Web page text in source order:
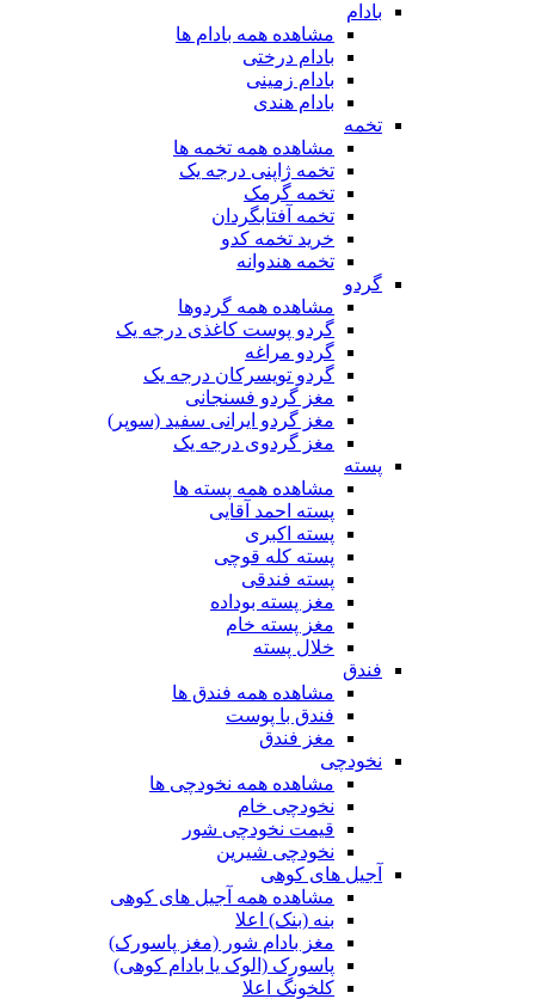
بادام
مشاهده همه بادام ها
بادام درختی
بادام زمینی
بادام هندی
تخمه
مشاهده همه تخمه ها
تخمه ژاپنی درجه یک
تخمه گرمک
تخمه آفتابگردان
خرید تخمه کدو
تخمه هندوانه
گردو
مشاهده همه گردوها
گردو پوست کاغذی درجه یک
گردو مراغه
گردو تویسرکان درجه یک
مغز گردو فسنجانی
مغز گردو ایرانی سفید (سوپر)
مغز گردوی درجه یک
پسته
مشاهده همه پسته ها
پسته احمد آقایی
پسته اکبری
پسته کله قوچی
پسته فندقی
مغز پسته بوداده
مغز پسته خام
خلال پسته
فندق
مشاهده همه فندق ها
فندق با پوست
مغز فندق
نخودچی
مشاهده همه نخودچی ها
نخودچی خام
قیمت نخودچی شور
نخودچی شیرین
آجیل های کوهی
مشاهده همه آجیل های کوهی
بنه (بنک) اعلا
مغز بادام شور (مغز پاسورک)
پاسورک (الوک یا بادام کوهی)
کلخونگ اعلا